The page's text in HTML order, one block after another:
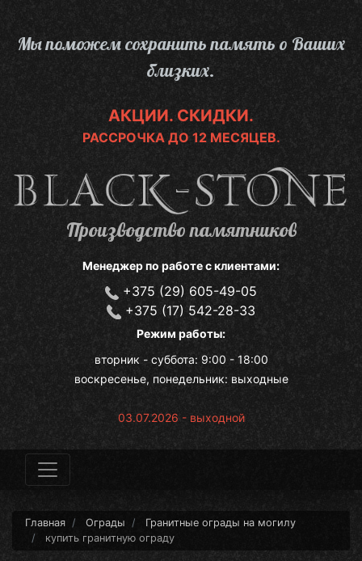
основному
содержанию
Мы поможем сохранить память о Ваших
близких.
АКЦИИ. СКИДКИ.
РАССРОЧКА ДО 12 МЕСЯЦЕВ.
Производство памятников
Менеджер по работе с клиентами:
+375 (29) 605-49-05
+375 (17) 542-28-33
Режим работы:
вторник - суббота: 9:00 - 18:00
воскресенье, понедельник: выходные
03.07.2026 - выходной
Главная Ограды
Гранитные ограды на могилу
купить гранитную ограду